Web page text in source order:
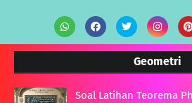
Geometri
Soal Latihan Teorema